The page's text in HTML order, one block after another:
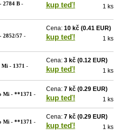
2784 B- kup teď! 1 ks
2852/57-
Cena: 10 kč(0.41 EUR)
kup teď! 1 ks
Mi - 1371 -
Cena: 3 kč(0.12 EUR)
kup teď! 1 ks
Mi - **1371 -
Cena: 7 kč(0.29 EUR)
kup teď! 1 ks
Mi - **1371 -
Cena: 7 kč(0.29 EUR)
kup teď! 1 ks